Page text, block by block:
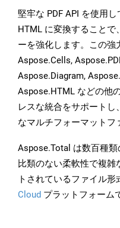
堅牢な PDF API を使用
HTML に変換することで
ーを強化します。この強
Aspose.Cells,
Aspose.Diagram,
Aspose.HTML などの他
レスな統合をサポート
なマルチフォーマットフ
Aspose.Total は数百種類
比類のない柔軟性で複
トされているファイル形
Cloud プラットフォーム